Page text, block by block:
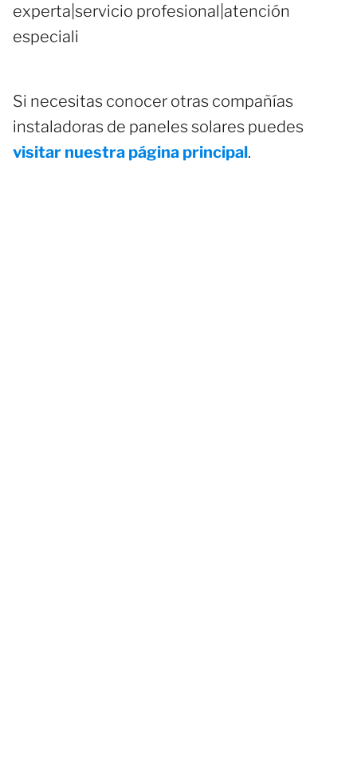
experta|servicio profesional|atención
especiali
Si necesitas conocer otras compañías
instaladoras de paneles solares puedes
visitar nuestra página principal.